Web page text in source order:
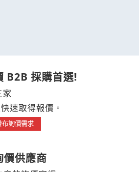
B2B 採購首選!
家
速取得報價。
布詢價需求
價供應商